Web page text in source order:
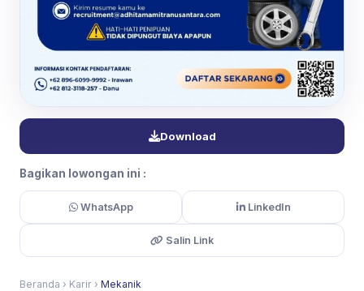
Download
Bagikan lowongan ini :
WhatsApp LinkedIn
Salin Link
Beranda › Karir › Mekanik